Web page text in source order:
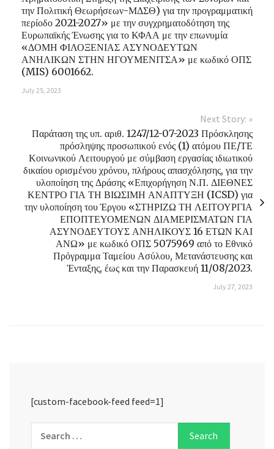
την Πολιτική Θεωρήσεων-ΜΔΣΘ) για την προγραμματική
περίοδο 2021-2027» με την συγχρηματοδότηση της
Ευρωπαϊκής Ένωσης για το ΚΦΑΑ με την επωνυμία
«ΔΟΜΗ ΦΙΛΟΞΕΝΙΑΣ ΑΣΥΝΟΔΕΥΤΩΝ
ΑΝΗΛΙΚΩΝ ΣΤΗΝ ΗΓΟΥΜΕΝΙΤΣΑ» με κωδικό ΟΠΣ
(MIS) 6001662.
July 25, 2023
Next Story: »
Παράταση της υπ. αριθ. 1247/12-07-2023 Πρόσκλησης
πρόσληψης προσωπικού ενός (1) ατόμου ΠΕ/ΤΕ
Κοινωνικού Λειτουργού με σύμβαση εργασίας ιδιωτικού
δικαίου ορισμένου χρόνου, πλήρους απασχόλησης, για την
υλοποίηση της Δράσης «Επιχορήγηση Ν.Π. ΔΙΕΘΝΕΣ
ΚΕΝΤΡΟ ΓΙΑ ΤΗ ΒΙΩΣΙΜΗ ΑΝΑΠΤΥΞΗ (ICSD) για
την υλοποίηση του Έργου «ΣΤΗΡΙΖΩ ΤΗ ΛΕΙΤΟΥΡΓΙΑ
ΕΠΟΠΤΕΥΟΜΕΝΩΝ ΔΙΑΜΕΡΙΣΜΑΤΩΝ ΓΙΑ
ΑΣΥΝΟΔΕΥΤΟΥΣ ΑΝΗΛΙΚΟΥΣ 16 ΕΤΩΝ ΚΑΙ
ΑΝΩ» με κωδικό ΟΠΣ 5075969 από το Εθνικό
Πρόγραμμα Ταμείου Ασύλου, Μετανάστευσης και
Ένταξης, έως και την Παρασκευή 11/08/2023.
July 27, 2023
[custom-facebook-feed feed=1]